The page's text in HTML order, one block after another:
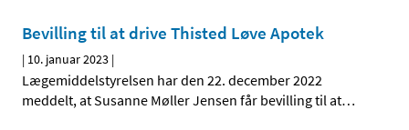
Bevilling til at drive Thisted Løve Apotek
| 10. januar 2023 |
Lægemiddelstyrelsen har den 22. december 2022
meddelt, at Susanne Møller Jensen får bevilling til at…